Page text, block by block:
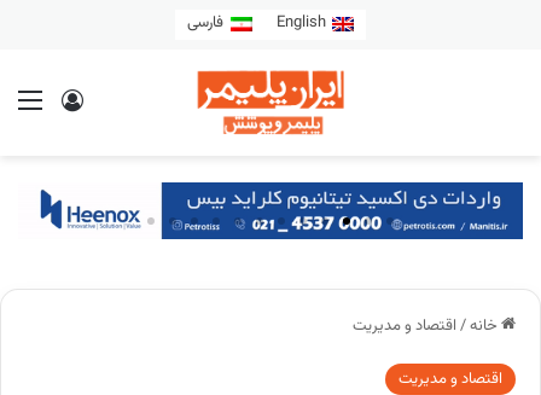
English فارسی
خانه/ اقتصاد و مدیریت
اقتصاد و مدیریت